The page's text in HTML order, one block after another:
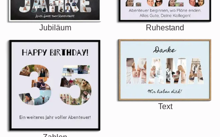
Jubiläum Ruhestand
Text